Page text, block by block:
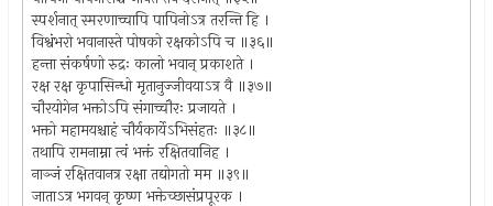
स्पर्शनात् स्मरणाच्चापि पापिनोऽत्र तरन्ति हि ।
विश्वंभरो भवानास्ते पोषको रक्षकोऽपि च ॥३६॥
हन्ता संकर्षणो रुद्रः कालो भवान् प्रकाशते ।
रक्ष रक्ष कृपासिन्धो मृतानुज्जीवयाऽत्र वै ॥३७॥
चौरयोगेन भक्तोऽपि संगाच्चौरः प्रजायते ।
भक्तो महामयश्चाहं चौर्यकार्येऽभिसंहतः ॥३८॥
तथापि रामनाम्ना त्वं भक्तं रक्षितवानिह ।
नाञ्जं रक्षितवानत्र रक्षा तद्योगतो मम ॥३९॥
जाताऽत्र भगवन् कृष्ण भक्तेच्छासंप्रपूरक ।